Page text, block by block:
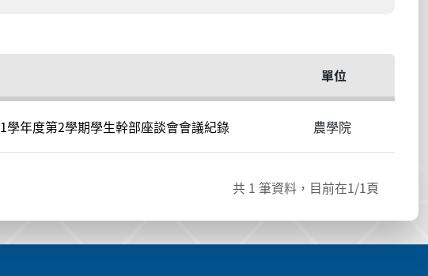
單位
學年度第2學期學生幹部座談會會議紀錄 農學院
共 1 筆資料，目前在1/1頁